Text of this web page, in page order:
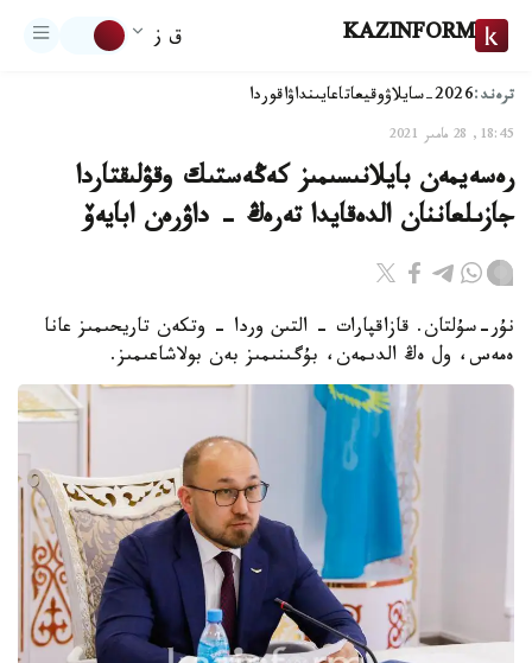
KAZINFORM ق ز
ترەند:2026-سايلاۋ وقيعاتاعايىنداۋاقوردا
18:45, 28 مامىر 2021
رەسەيمەن بايلانىسىمىز كەڭەستىك وقۋلىقتاردا
جازىلعاننان الدەقايدا تەرەڭ - داۋرەن ابايەۆ
نۇر-سۇلتان. قازاقپارات - التىن وردا - وتكەن تاريحىمىز عانا
ەمەس، ول ەڭ الدىمەن، بۇگىنىمىز بەن بولاشاعىمىز.